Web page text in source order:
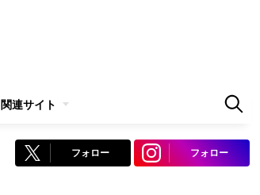
関連サイト
フォロー フォロー